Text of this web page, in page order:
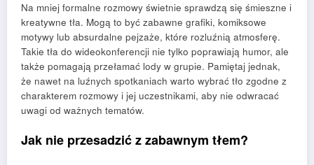
Na mniej formalne rozmowy świetnie sprawdzą się śmieszne i
kreatywne tła. Mogą to być zabawne grafiki, komiksowe
motywy lub absurdalne pejzaże, które rozluźnią atmosferę.
Takie tła do wideokonferencji nie tylko poprawiają humor, ale
także pomagają przełamać lody w grupie. Pamiętaj jednak,
że nawet na luźnych spotkaniach warto wybrać tło zgodne z
charakterem rozmowy i jej uczestnikami, aby nie odwracać
uwagi od ważnych tematów.
Jak nie przesadzić z zabawnym tłem?